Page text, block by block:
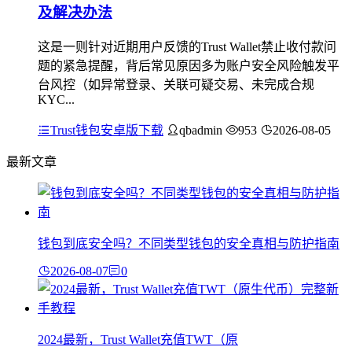
及解决办法
这是一则针对近期用户反馈的Trust Wallet禁止收付款问
题的紧急提醒，背后常见原因多为账户安全风险触发平
台风控（如异常登录、关联可疑交易、未完成合规
KYC...
Trust钱包安卓版下载 qbadmin 953 2026-08-05
最新文章
钱包到底安全吗？不同类型钱包的安全真相与防护指南
2026-08-07 0
2024最新，Trust Wallet充值TWT（原